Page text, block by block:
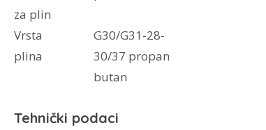
za plin
Vrsta
plina
G30/G31-28-
30/37 propan
butan
Tehnički podaci